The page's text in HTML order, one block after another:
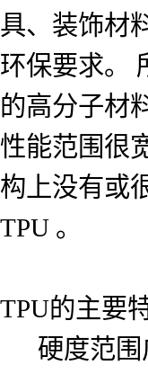
具、装饰材
环保要求。
的高分子材
性能范围很
构上没有或
TPU 。
TPU的主要
硬度范围